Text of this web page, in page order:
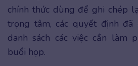
chính thức dùng để ghi chép
trọng tâm, các quyết định đã
danh sách các việc cần làm
buổi họp.